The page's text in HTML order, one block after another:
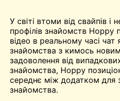
У світі втоми від свайпів і
профілів знайомств Hoppy
відео в реальному часі чат
знайомства з кимось
задоволення від
знайомства, Hoppy
середнє між додатком для
знайомства.